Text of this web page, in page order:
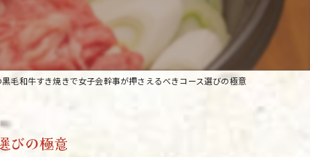
毛和牛すき焼きで女子会幹事が押さえるべきコース選びの極意
びの極意